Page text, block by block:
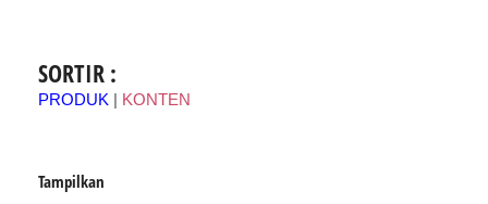
SORTIR :
PRODUK KONTEN
Tampilkan